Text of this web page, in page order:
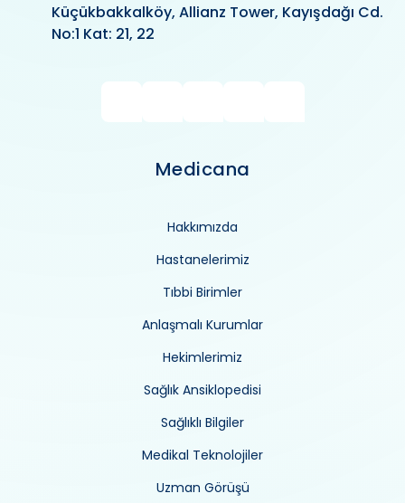
Küçükbakkalköy, Allianz Tower, Kayışdağı Cd.
No:1 Kat: 21, 22
Medicana
Hakkımızda
Hastanelerimiz
Tıbbi Birimler
Anlaşmalı Kurumlar
Hekimlerimiz
Sağlık Ansiklopedisi
Sağlıklı Bilgiler
Medikal Teknolojiler
Uzman Görüşü